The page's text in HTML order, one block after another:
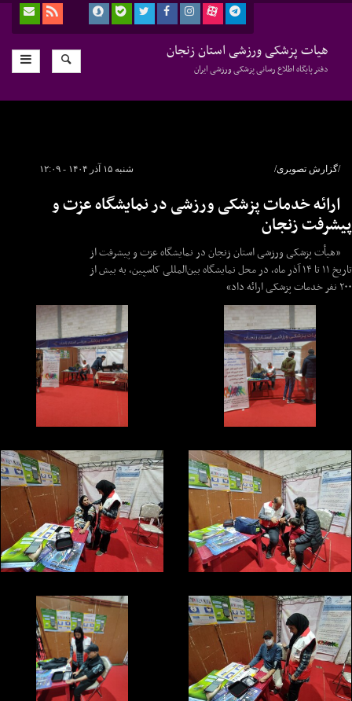
هیات پزشکی ورزشی استان زنجان
دفتر پایگاه اطلاع رسانی پزشکی ورزشی ایران
شنبه ۱۵ آذر ۱۴۰۴ - ۱۲:۰۹ /گزارش تصویری/
ارائه خدمات پزشکی ورزشی در نمایشگاه عزت و
پیشرفت زنجان
«هیأت پزشکی ورزشی استان زنجان در نمایشگاه عزت و پیشرفت از
تاریخ ۱۱ تا ۱۴ آذر ماه، در محل نمایشگاه بین‌المللی کاسپین، به بیش از
۲۰۰ نفر خدمات پزشکی ارائه داد»